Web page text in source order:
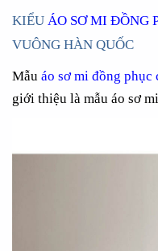
KIỂU ÁO SƠ MI ĐỒNG
VUÔNG HÀN QUỐC
Mẫu áo sơ mi đồng phục
giới thiệu là mẫu áo sơ